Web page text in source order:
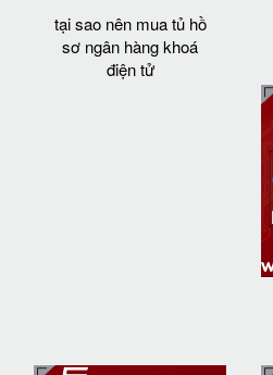
tại sao nên mua tủ hồ
sơ ngân hàng khoá
điện tử